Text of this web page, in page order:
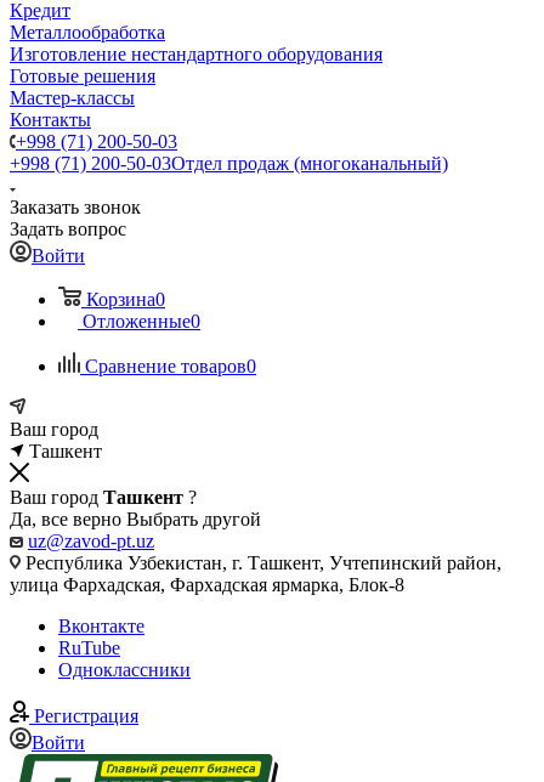
Кредит
Металлообработка
Изготовление нестандартного оборудования
Готовые решения
Мастер-классы
Контакты
+998 (71) 200-50-03
+998 (71) 200-50-03Отдел продаж (многоканальный)
Заказать звонок
Задать вопрос
Войти
Корзина0
Отложенные0
Сравнение товаров0
Ваш город
Ташкент
Ваш город Ташкент ?
Да, все верно Выбрать другой
uz@zavod-pt.uz
Республика Узбекистан, г. Ташкент, Учтепинский район,
улица Фархадская, Фархадская ярмарка, Блок-8
Вконтакте
RuTube
Одноклассники
Регистрация
Войти